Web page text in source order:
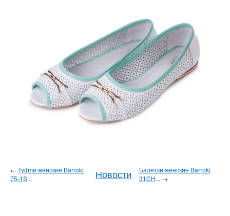
← Туфли женские Barroki
75-1S... Новости
Балетки женские Barroki
31CH... →